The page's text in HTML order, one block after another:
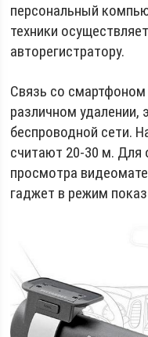
персональный
техники
авторегистратору.
Связь со
различном удалении,
беспроводной сети.
считают 20-30 м. Для
просмотра
гаджет в режим